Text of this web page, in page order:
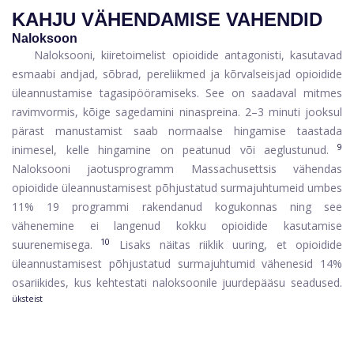
KAHJU VÄHENDAMISE VAHENDID
Naloksoon
Naloksooni, kiiretoimelist opioidide antagonisti, kasutavad
esmaabi andjad, sõbrad, pereliikmed ja kõrvalseisjad opioidide
üleannustamise tagasipööramiseks. See on saadaval mitmes
ravimvormis, kõige sagedamini ninaspreina. 2–3 minuti jooksul
pärast manustamist saab normaalse hingamise taastada
inimesel, kelle hingamine on peatunud või aeglustunud.
9
Naloksooni jaotusprogramm Massachusettsis vähendas
opioidide üleannustamisest põhjustatud surmajuhtumeid umbes
11% 19 programmi rakendanud kogukonnas ning see
vähenemine ei langenud kokku opioidide kasutamise
suurenemisega. 10
Lisaks näitas riiklik uuring, et opioidide
üleannustamisest põhjustatud surmajuhtumid vähenesid 14%
osariikides, kus kehtestati naloksoonile juurdepääsu seadused.
üksteist